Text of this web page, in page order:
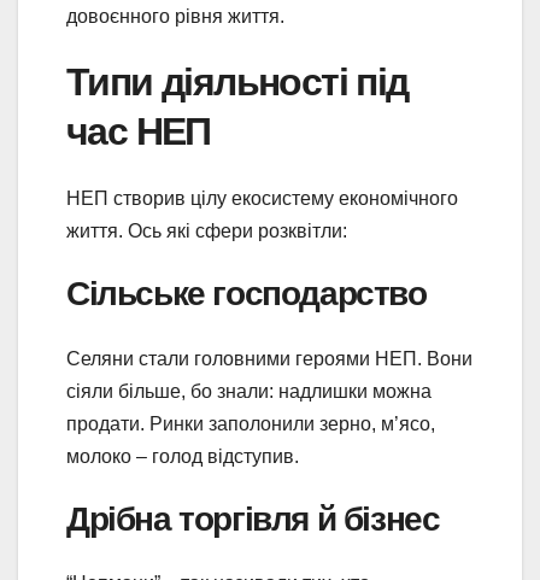
довоєнного рівня життя.
Типи діяльності під
час НЕП
НЕП створив цілу екосистему економічного
життя. Ось які сфери розквітли:
Сільське господарство
Селяни стали головними героями НЕП. Вони
сіяли більше, бо знали: надлишки можна
продати. Ринки заполонили зерно, м’ясо,
молоко – голод відступив.
Дрібна торгівля й бізнес